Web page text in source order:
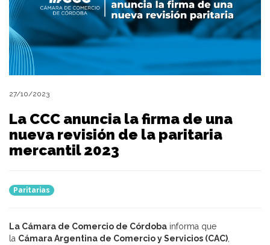
27/10/2023
La CCC anuncia la firma de una
nueva revisión de la paritaria
mercantil 2023
Paritarias
La Cámara de Comercio de Córdoba informa que
la Cámara Argentina de Comercio y Servicios (CAC)